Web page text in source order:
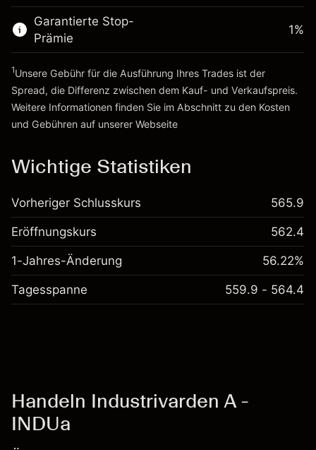
Zur Plattform
Positionsgröße mit Hebelwirkung
~SEK 5,000.00
Geld aus Hebelwirkung ~
Zur Plattform
Garantierte Stop-
Prämie
1%
1Unsere Gebühr für die Ausführung Ihres Trades ist der
Spread, die Differenz zwischen dem Kauf- und Verkaufspreis.
Weitere Informationen finden Sie im Abschnitt zu den Kosten
und Gebühren auf unserer Webseite
Wichtige Statistiken
Vorheriger Schlusskurs 565.9
Eröffnungskurs 562.4
1-Jahres-Änderung 56.22%
Tagesspanne 559.9 - 564.4
Handeln Industrivarden A -
INDUa